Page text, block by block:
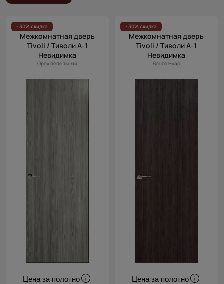
Цена
(возр.)
Цена (убыв.)
Cначала
новинки
- 30% скидка
Межкомнатная дверь
Tivoli / Тиволи А-1
Невидимка
Орех пепельный
Цена за полотно
- 30% скидка
Межкомнатная дверь
Tivoli / Тиволи А-1
Невидимка
Венге Нуар
Цена за полотно